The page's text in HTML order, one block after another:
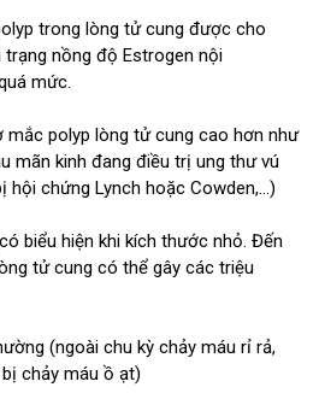
trong lòng tử cung được cho
nồng độ Estrogen nội
mức.
polyp lòng tử cung cao hơn như
mãn kinh đang điều trị ung thư vú
hội chứng Lynch hoặc Cowden,...)
biểu hiện khi kích thước nhỏ. Đến
tử cung có thể gây các triệu
(ngoài chu kỳ chảy máu rỉ rả,
chảy máu ồ ạt)